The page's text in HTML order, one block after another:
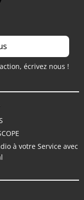
écrivez nous !
à votre Service avec